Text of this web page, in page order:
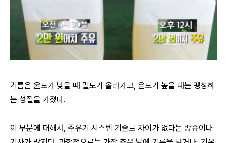
기름은 온도가 낮을 때 밀도가 올라가고, 온도가 높을 때는 팽창하
는 성질을 가졌다.
이 부분에 대해서, 주유기 시스템 기술로 차이가 없다는 방송이나